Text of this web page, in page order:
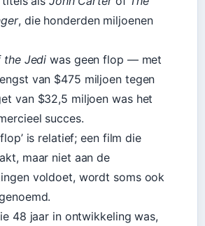
, die honderden miljoenen
the Jedi was geen flop — met
van $475 miljoen tegen
van $32,5 miljoen was het
succes.
is relatief; een film die
maar niet aan de
voldoet, wordt soms ook
48 jaar in ontwikkeling was,